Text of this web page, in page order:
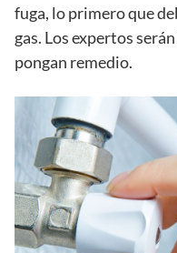
fuga, lo primero que
gas. Los expertos
pongan remedio.